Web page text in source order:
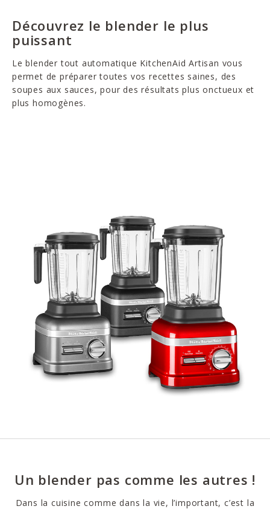
Découvrez le blender le plus
puissant
Le blender tout automatique KitchenAid Artisan vous
permet de préparer toutes vos recettes saines, des
soupes aux sauces, pour des résultats plus onctueux et
plus homogènes.
Un blender pas comme les autres !
Dans la cuisine comme dans la vie, l’important, c’est la